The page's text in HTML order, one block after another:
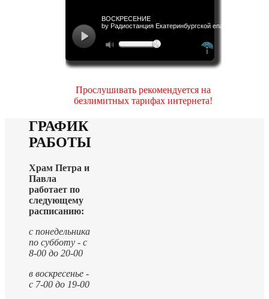
Прослушивать рекомендуется на
безлимитных тарифах интернета!
ГРАФИК
РАБОТЫ
Храм Петра и
Павла
работает по
следующему
расписанию:
с понедельника
по субботу - с
8-00 до 20-00
в воскресенье -
с 7-00 до 19-00